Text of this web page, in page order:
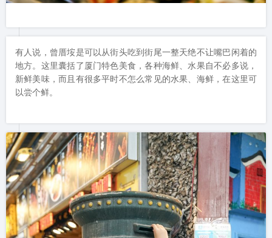
有人说，曾厝垵是可以从街头吃到街尾一整天绝不让嘴巴闲着的
地方。这里囊括了厦门特色美食，各种海鲜、水果自不必多说，
新鲜美味，而且有很多平时不怎么常见的水果、海鲜，在这里可
以尝个鲜。